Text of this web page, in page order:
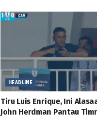
HEADLINE
Tiru Luis Enrique, Ini
John Herdman Pantau